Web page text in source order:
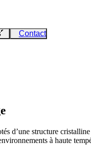
Contact
d’une structure
à haute